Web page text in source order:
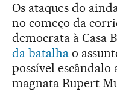
Os ataques do
no começo da
democrata à Casa
da batalhao
possível
magnata Rupert